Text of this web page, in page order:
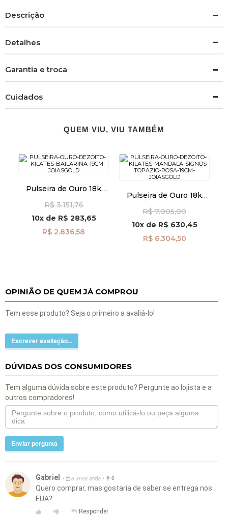
Descrição
Detalhes
Garantia e troca
Cuidados
QUEM VIU, VIU TAMBÉM
Pulseira de Ouro 18k
19cm pu08354
R$ 3.151,76
10xde R$ 283,65
R$ 2.836,58
Pulseira de Ouro 18k
Topázio Rosa 19cm
pu06878
R$ 7.005,00
10xde R$ 630,45
R$ 6.304,50
OPINIÃO DE QUEM JÁ COMPROU
Tem esse produto? Seja o primeiro a avaliá-lo!
Escrever avaliação...
DÚVIDAS DOS CONSUMIDORES
Tem alguma dúvida sobre este produto? Pergunte ao lojista e a
outros compradores!
Enviar pergunta
Gabriel • 6 anos atrás • 0
Quero comprar, mas gostaria de saber se entrega nos
EUA?
Responder